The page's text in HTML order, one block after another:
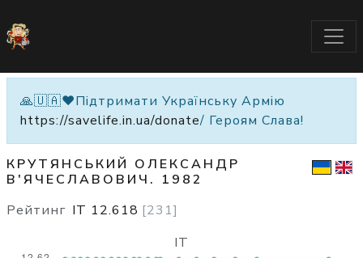
🙏🇺🇦❤️Підтримати Українську Армію
https://savelife.in.ua/donate/ Героям Слава!
КРУТЯНСЬКИЙ ОЛЕКСАНДР
В'ЯЧЕСЛАВОВИЧ. 1982
Рейтинг IT 12.618 [231]
IT